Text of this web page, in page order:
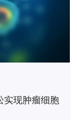
实现肿瘤细胞